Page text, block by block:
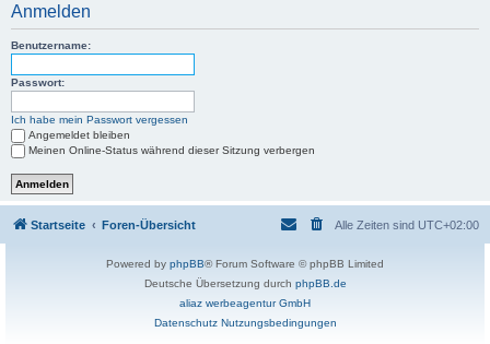
Anmelden
Benutzername:
Passwort:
Ich habe mein Passwort vergessen
Angemeldet bleiben
Meinen Online-Status während dieser Sitzung verbergen
Startseite Foren-Übersicht Alle Zeiten sind UTC+02:00
Powered by phpBB® Forum Software © phpBB Limited
Deutsche Übersetzung durch phpBB.de
aliaz werbeagentur GmbH
Datenschutz Nutzungsbedingungen